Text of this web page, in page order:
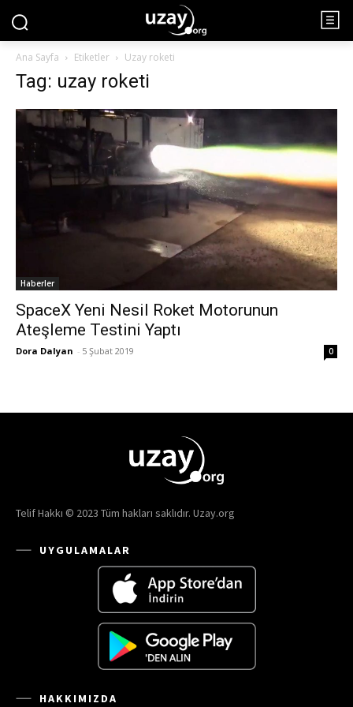
Ana Sayfa Etiketler Uzay roketi
Tag: uzay roketi
Haberler
SpaceX Yeni Nesil Roket Motorunun
Ateşleme Testini Yaptı
Dora Dalyan - 5 Şubat 2019 0
Telif Hakkı © 2023 Tüm hakları saklıdır. Uzay.org
UYGULAMALAR
HAKKIMIZDA